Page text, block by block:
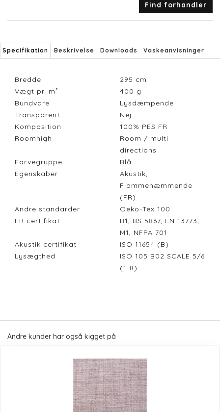
Find forhandler
Specifikation Beskrivelse Downloads Vaskeanvisninger
Bredde 295 cm
Vægt pr. m²
400 g
Bundvare
Lysdæmpende
Transparent
Nej
Komposition
100% PES FR
Roomhigh
Room / multi
directions
Farvegruppe
Blå
Egenskaber
Akustik,
Flammehæmmende
(FR)
Andre standarder
Oeko-Tex 100
FR certifikat
B1, BS 5867, EN 13773,
M1, NFPA 701
Akustik certifikat
ISO 11654 (B)
Lysægthed
ISO 105 B02 SCALE 5/6
(1-8)
Andre kunder har også kigget på